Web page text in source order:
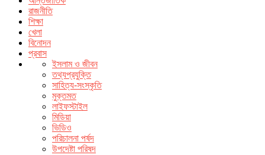
রাজনীতি
শিক্ষা
খেলা
বিনোদন
প্রবাস
ইসলাম ও জীবন
তথ্যপ্রযুক্তি
সাহিত্য-সংস্কৃতি
মুক্তমত
লাইফস্টাইল
মিডিয়া
ভিডিও
পরিচালনা পর্ষদ
উপদেষ্টা পরিষদ